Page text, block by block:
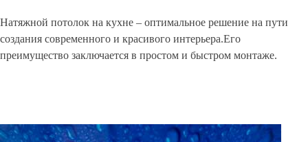
Натяжной потолок на кухне – оптимальное решение на пути
создания современного и красивого интерьера.Его
преимущество заключается в простом и быстром монтаже.